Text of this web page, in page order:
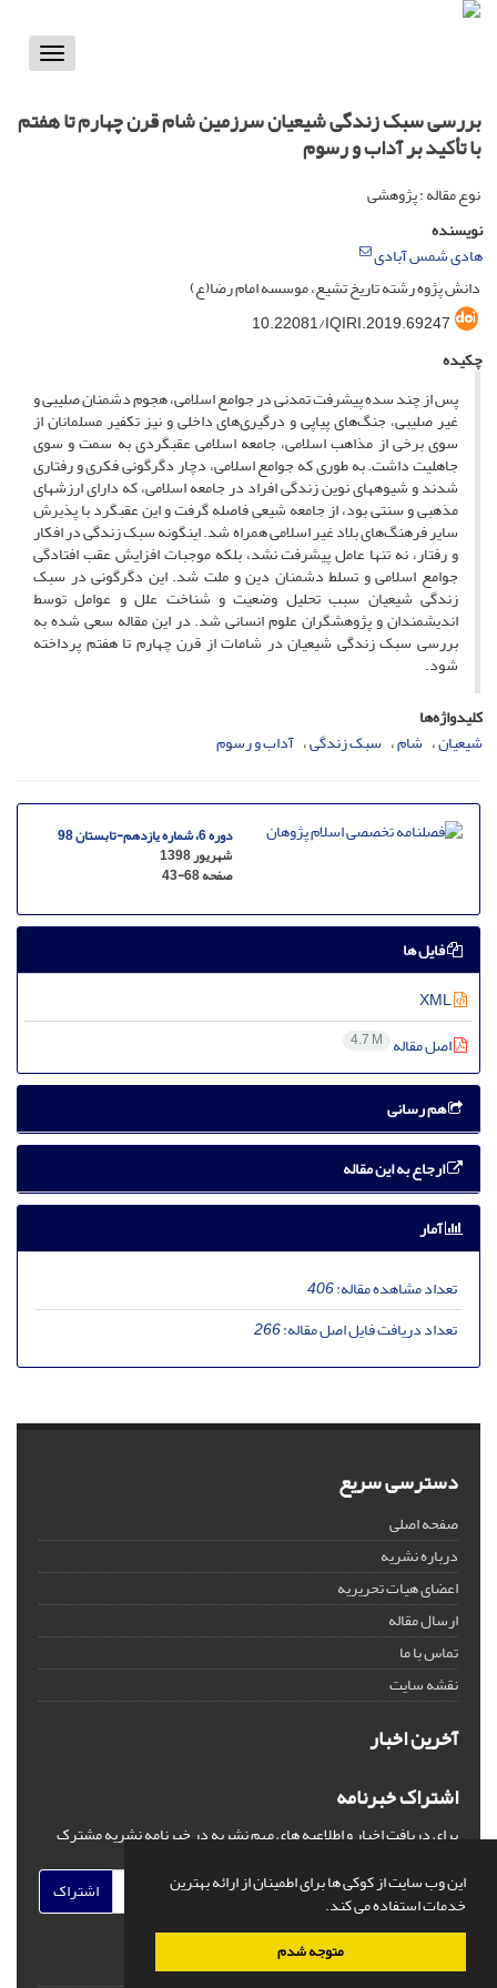
این وب سایت از کوکی ها برای اطمینان از ارائه بهترین
خدمات استفاده می کند.
متوجه شدم
Toggle
بررسی سبک زندگی شیعیان سرزمین شام قرن چهارم تا هفتم
با تأکید بر آداب و رسوم
نوع مقاله : پژوهشی
نویسنده
هادی شمس آبادی
دانش پژوه رشته تاریخ تشیع، موسسه امام رضا(ع)
10.22081/IQIRI.2019.69247
چکیده
پس از چند سده پیشرفت تمدنی در جوامع اسلامی، هجوم دشمنان صلیبی و
غیر صلیبی، جنگ‌های پیاپی و درگیری‌های داخلی و نیز تکفیر مسلمانان از
سوی برخی از مذاهب اسلامی، جامعه اسلامی عقب­گردی به سمت و سوی
جاهلیت داشت. به طوری که جوامع اسلامی، دچار دگرگونی فکری و رفتاری
شدند و شیوه­های نوین زندگی افراد در جامعه اسلامی، که دارای ارزش­های
مذهبی و سنتی بود، از جامعه شیعی فاصله گرفت و این عقب­گرد با پذیرش
سایر فرهنگ‌های بلاد غیر اسلامی همراه شد. این­گونه سبک زندگی در افکار
و رفتار، نه تنها عامل پیشرفت نشد، بلکه موجبات افزایش عقب افتادگی
جوامع اسلامی و تسلط دشمنان دین و ملت شد. این دگرگونی در سبک
زندگی شیعیان سبب تحلیل وضعیت و شناخت علل و عوامل توسط
اندیشمندان و پژوهشگران علوم انسانی شد. در این مقاله سعی شده به
بررسی سبک زندگی شیعیان در شامات از قرن چهارم تا هفتم پرداخته
شود.
کلیدواژه‌ها
شیعیان شام سبک زندگی آداب و رسوم
دوره 6، شماره یازدهم-تابستان 98
شهریور 1398
صفحه43-68
فایل ها
اصل مقاله 4.7 M
هم رسانی
ارجاع به این مقاله
آمار
تعداد مشاهده مقاله:406
تعداد دریافت فایل اصل مقاله:266
دسترسی سریع
صفحه اصلی
درباره نشریه
اعضای هیات تحریریه
ارسال مقاله
تماس با ما
نقشه سایت
آخرین اخبار
اشتراک خبرنامه
برای دریافت اخبار و اطلاعیه های مهم نشریه در خبرنامه نشریه مشترک
اشتراک